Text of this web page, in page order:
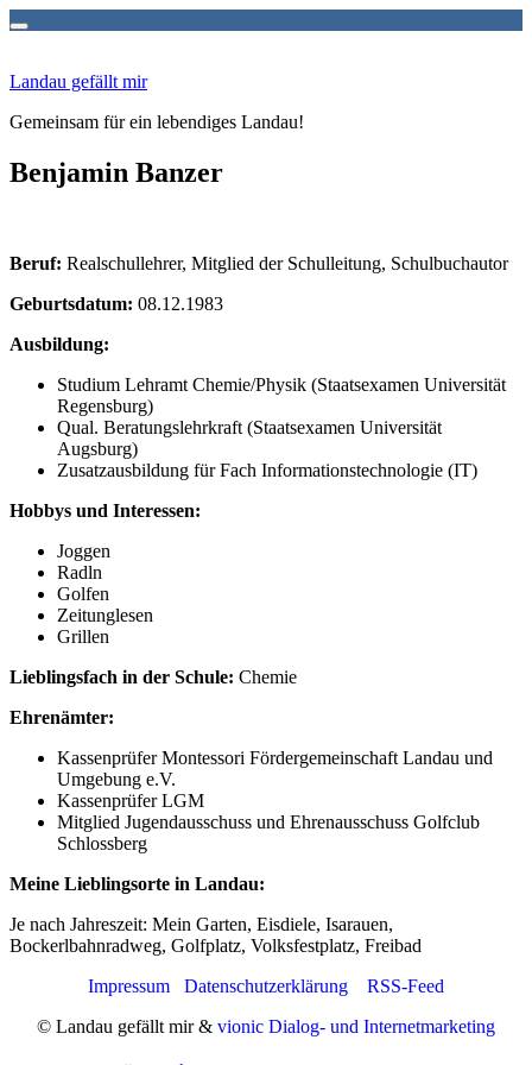
springen
Landau gefällt mir
Gemeinsam für ein lebendiges Landau!
Benjamin Banzer
Beruf: Realschullehrer, Mitglied der Schulleitung, Schulbuchautor
Geburtsdatum: 08.12.1983
Ausbildung:
Studium Lehramt Chemie/Physik (Staatsexamen Universität
Regensburg)
Qual. Beratungslehrkraft (Staatsexamen Universität
Augsburg)
Zusatzausbildung für Fach Informationstechnologie (IT)
Hobbys und Interessen:
Joggen
Radln
Golfen
Zeitunglesen
Grillen
Lieblingsfach in der Schule: Chemie
Ehrenämter:
Kassenprüfer Montessori Fördergemeinschaft Landau und
Umgebung e.V.
Kassenprüfer LGM
Mitglied Jugendausschuss und Ehrenausschuss Golfclub
Schlossberg
Meine Lieblingsorte in Landau:
Je nach Jahreszeit: Mein Garten, Eisdiele, Isarauen,
Bockerlbahnradweg, Golfplatz, Volksfestplatz, Freibad
Impressum
Datenschutzerklärung
RSS-Feed
© Landau gefällt mir & vionic Dialog- und Internetmarketing